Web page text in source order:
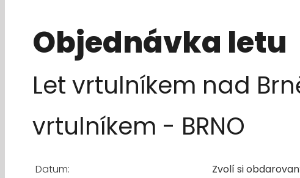
Objednávka letu
Let vrtulníkem nad
vrtulníkem - BRNO
Datum:
Zvolí si